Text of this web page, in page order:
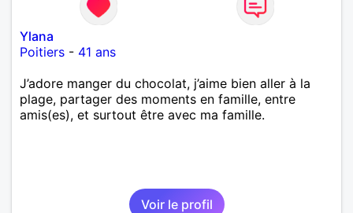
Ylana
Poitiers - 41 ans
J’adore manger du chocolat, j’aime bien aller à la
plage, partager des moments en famille, entre
amis(es), et surtout être avec ma famille.
Voir le profil